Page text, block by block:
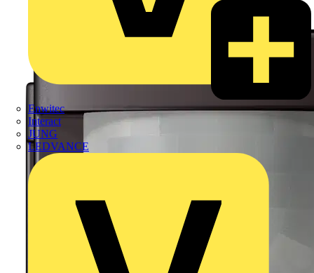
Enwitec
Interact
JUNG
LEDVANCE